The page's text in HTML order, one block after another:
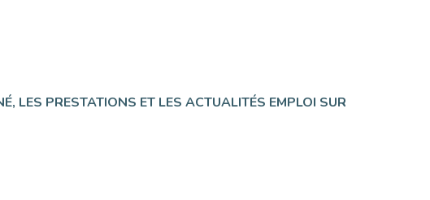
LES PRESTATIONS ET LES ACTUALITÉS EMPLOI SUR